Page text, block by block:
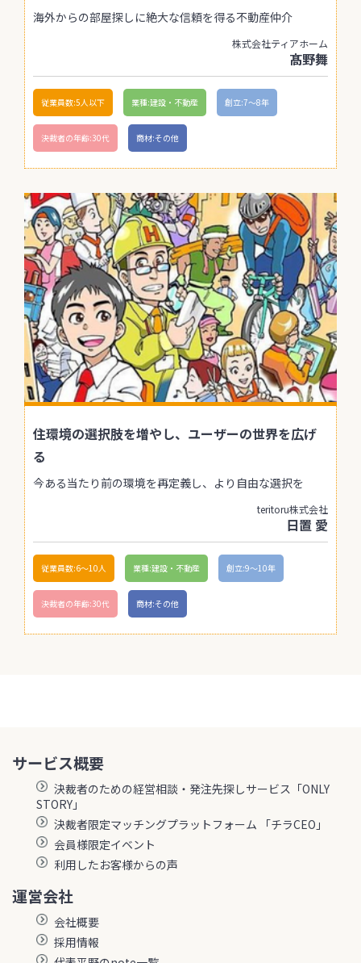
海外からの部屋探しに絶大な信頼を得る不動産仲介
株式会社ティアホーム
髙野舞
従業員数:5人以下 業種:建設・不動産 創立:7〜8年
決裁者の年齢:30代 商材:その他
住環境の選択肢を増やし、ユーザーの世界を広げ
る
今ある当たり前の環境を再定義し、より自由な選択を
teritoru株式会社
日置 愛
従業員数:6～10人 業種:建設・不動産 創立:9〜10年
決裁者の年齢:30代 商材:その他
サービス概要
決裁者のための経営相談・発注先探しサービス「ONLY
STORY」
決裁者限定マッチングプラットフォーム 「チラCEO」
会員様限定イベント
利用したお客様からの声
運営会社
会社概要
採用情報